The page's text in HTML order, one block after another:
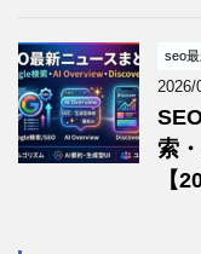
seo
2026/
索
【